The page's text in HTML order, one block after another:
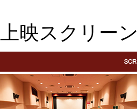
上映スクリーン